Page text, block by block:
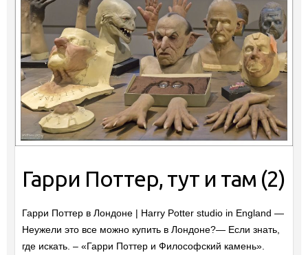
Гарри Поттер, тут и там (2)
Гарри Поттер в Лондоне | Harry Potter studio in England —
Неужели это все можно купить в Лондоне?— Если знать,
где искать. – «Гарри Поттер и Философский камень».